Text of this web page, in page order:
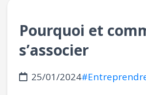
Pourquoi et
s’associer
25/01/2024